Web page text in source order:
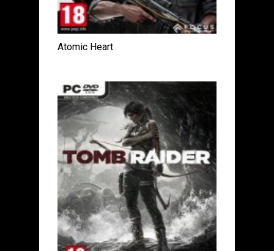
Atomic Heart